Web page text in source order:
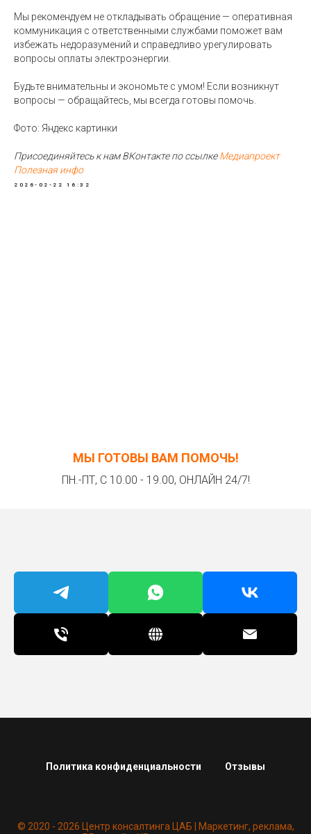
Мы рекомендуем не откладывать обращение — оперативная
коммуникация с ответственными службами поможет вам
избежать недоразумений и справедливо урегулировать
вопросы оплаты электроэнергии.
Будьте внимательны и экономьте с умом! Если возникнут
вопросы — обращайтесь, мы всегда готовы помочь.
Фото: Яндекс картинки
Присоединяйтесь к нам ВКонтакте по ссылкеМедиапроект
Полезная инфо
2026-02-22 16:32
МЫ ГОТОВЫ ВАМ ПОМОЧЬ!
ПН.-ПТ, С 10.00 - 19.00, ОНЛАЙН 24/7!
Политика конфиденциальности Отзывы
© 2020 - 2026 Центр консалтинга ЦАБ | Маркетинг, реклама,